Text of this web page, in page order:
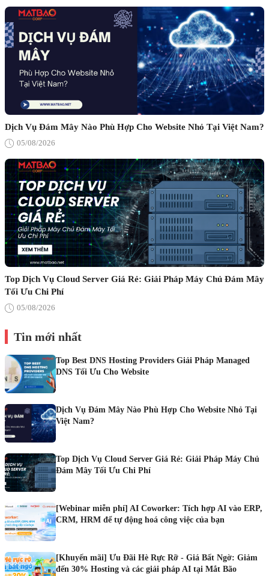
Dịch Vụ Đám Mây Nào Phù Hợp Cho Website Nhỏ Tại Việt Nam?
05/08/2026
Top Dịch Vụ Cloud Server Giá Rẻ: Giải Pháp Máy Chủ Đám Mây
Tối Ưu Chi Phí
05/08/2026
Tin mới nhất
Top Best DNS Hosting Providers Giải Pháp Managed
DNS Tối Ưu Cho Website
Dịch Vụ Đám Mây Nào Phù Hợp Cho Website Nhỏ Tại
Việt Nam?
Top Dịch Vụ Cloud Server Giá Rẻ: Giải Pháp Máy Chủ
Đám Mây Tối Ưu Chi Phí
[Webinar miễn phí] AI Coworker: Tích hợp AI vào ERP,
CRM, HRM để tự động hoá công việc của bạn
[Khuyến mãi] Ưu Đãi Hè Rực Rỡ - Giá Bất Ngờ: Giảm
đến 30% Hosting và các giải pháp AI tại Mắt Bão